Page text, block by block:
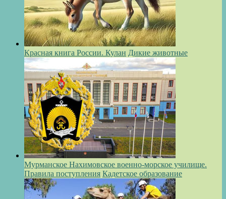
Красная книга России. Кулан Дикие животные
Мурманское Нахимовское военно-морское училище.
Правила поступления Кадетское образование